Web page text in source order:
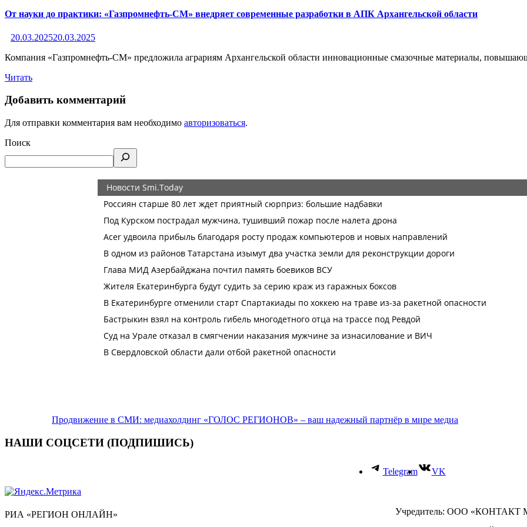
От науки до практики: «Газпромнефть-СМ» внедряет современные разработки в АПК Архангельской области
20.03.202520.03.2025
Компания «Газпромнефть-СМ» предложила аграриям Архангельской области инновационные смазочные материалы,
Читать
Добавить комментарий
Для отправки комментария вам необходимо авторизоваться.
Поиск
Продвижение в СМИ: медиахолдинг «ГОЛОС РЕГИОНОВ» – ваш надежный партнёр в мире медиа
НАШИ СОЦСЕТИ (ПОДПИШИСЬ)
Telegram VK
РИА «РЕГИОН ОНЛАЙН»
Учредитель: ООО «КОНТАКТ